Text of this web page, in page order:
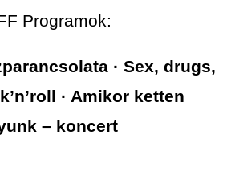
Programok:
· Sex, drugs,
· Amikor ketten
– koncert